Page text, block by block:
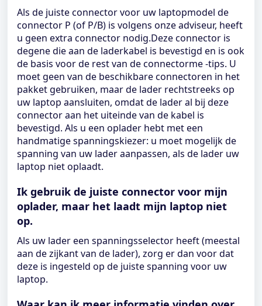
Als de juiste connector voor uw laptopmodel de
connector P (of P/B) is volgens onze adviseur, heeft
u geen extra connector nodig.Deze connector is
degene die aan de laderkabel is bevestigd en is ook
de basis voor de rest van de connectorme -tips. U
moet geen van de beschikbare connectoren in het
pakket gebruiken, maar de lader rechtstreeks op
uw laptop aansluiten, omdat de lader al bij deze
connector aan het uiteinde van de kabel is
bevestigd. Als u een oplader hebt met een
handmatige spanningskiezer: u moet mogelijk de
spanning van uw lader aanpassen, als de lader uw
laptop niet oplaadt.
Ik gebruik de juiste connector voor mijn
oplader, maar het laadt mijn laptop niet
op.
Als uw lader een spanningsselector heeft (meestal
aan de zijkant van de lader), zorg er dan voor dat
deze is ingesteld op de juiste spanning voor uw
laptop.